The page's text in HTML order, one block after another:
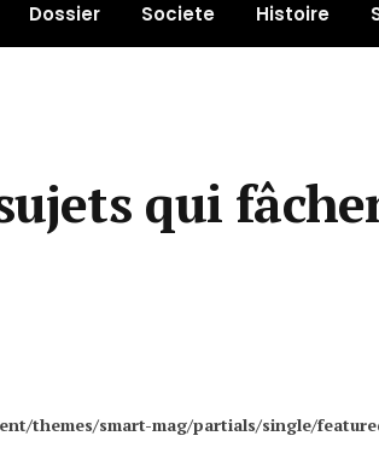
Dossier Societe Histoire
qui
themes/smart-mag/partials/single/